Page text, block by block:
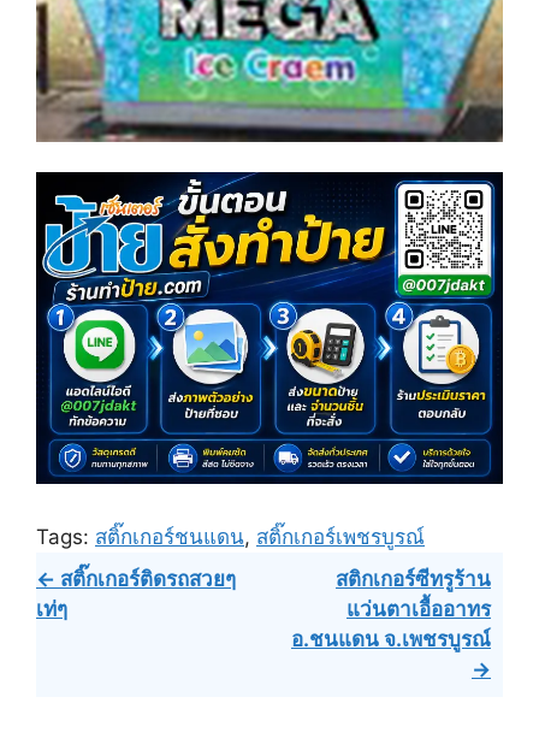
Tags: สติ๊กเกอร์ชนแดน, สติ๊กเกอร์เพชรบูรณ์
Post
navigation
← สติ๊กเกอร์ติดรถสวยๆ
เท่ๆ
สติกเกอร์ซีทรูร้าน
แว่นตาเอื้ออาทร
อ.ชนแดน จ.เพชรบูรณ์
→